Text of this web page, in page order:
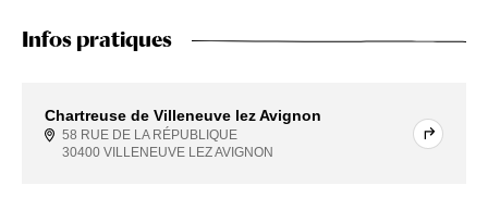
Infos pratiques
Chartreuse de Villeneuve lez Avignon
58 RUE DE LA RÉPUBLIQUE
30400 VILLENEUVE LEZ AVIGNON